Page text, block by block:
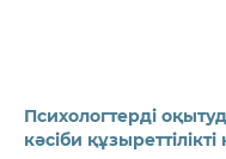
Психологтерді
кәсіби